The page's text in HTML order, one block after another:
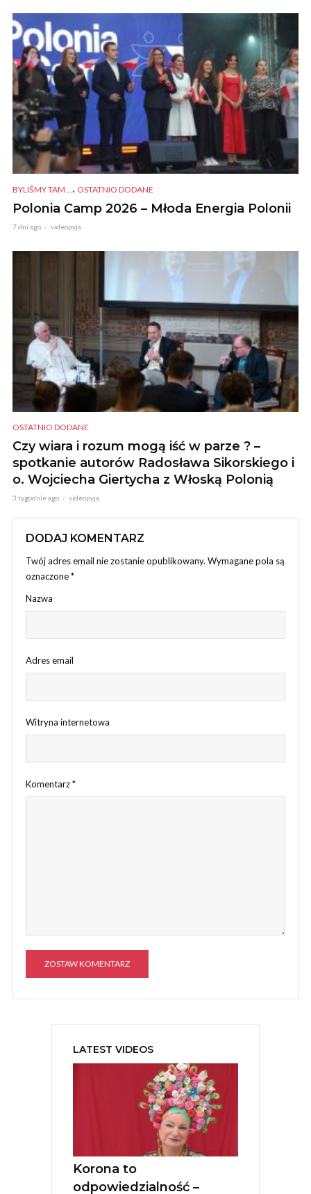
BYLIŚMY TAM ... , OSTATNIO DODANE
Polonia Camp 2026 – Młoda Energia Polonii
7 dni ago videopyja
OSTATNIO DODANE
Czy wiara i rozum mogą iść w parze ? –
spotkanie autorów Radosława Sikorskiego i
o. Wojciecha Giertycha z Włoską Polonią
3 tygodnie ago videopyja
DODAJ KOMENTARZ
Twój adres email nie zostanie opublikowany. Wymagane pola są
oznaczone*
Nazwa
Adres email
Witryna internetowa
Komentarz*
A
LATEST VIDEOS
Korona to
odpowiedzialność –